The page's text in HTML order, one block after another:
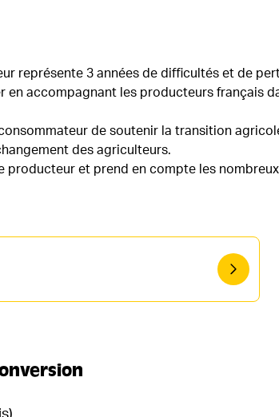
représente 3 années de difficultés et de
en accompagnant les producteurs français
de soutenir la transition
des agriculteurs.
producteur et prend en compte les